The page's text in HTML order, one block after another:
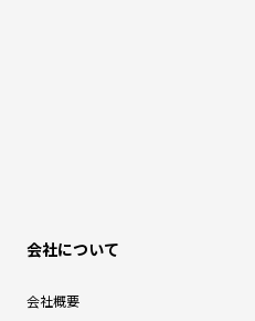
会社について
会社概要